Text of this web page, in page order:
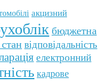
акцизний
бюджетна
відповідальність
електронний
кадрове